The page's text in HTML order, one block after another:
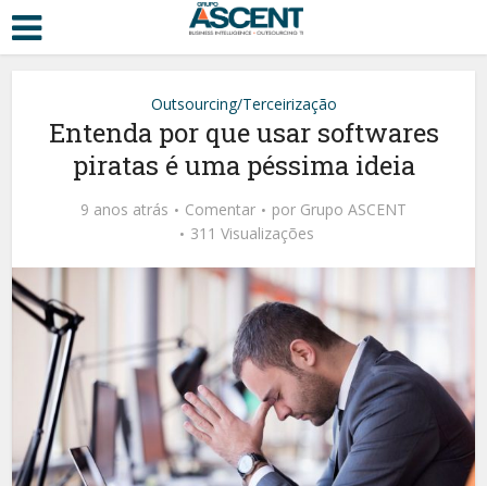
Outsourcing/Terceirização
Entenda por que usar softwares
piratas é uma péssima ideia
9 anos atrás Comentar por Grupo ASCENT
311 Visualizações